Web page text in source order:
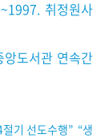
취정원사
도서관 연속간
기 선도수행” “생